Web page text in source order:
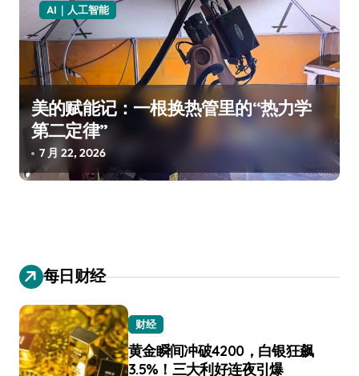
AI｜人工智能
美的赋能记：一根换热管里的“热力学
第二定律”
7 月 22, 2026
每日财经
财经
黄金瞬间冲破4200，白银狂飙
3.5%！三大利好连夜引爆